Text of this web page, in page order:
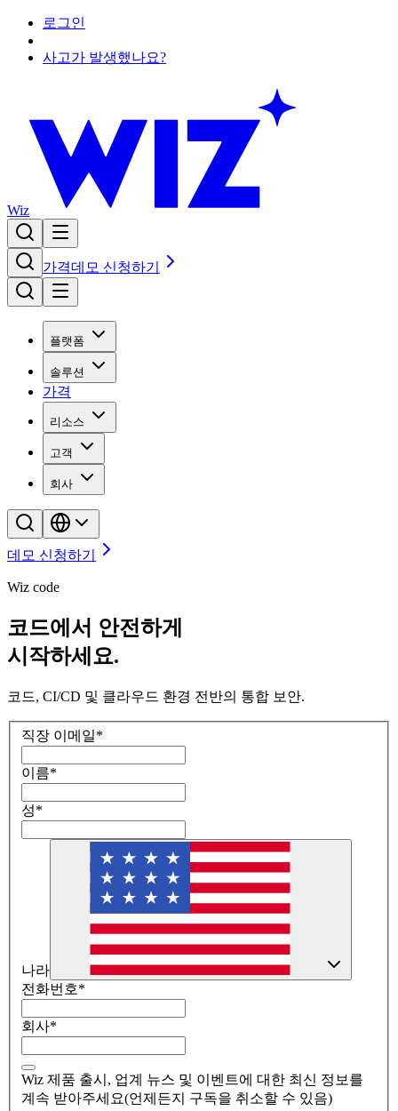
로그인
사고가 발생했나요?
Wiz
가격데모 신청하기
플랫폼
솔루션
가격
리소스
고객
회사
데모 신청하기
Wiz code
코드에서 안전하게
시작하세요.
코드, CI/CD 및 클라우드 환경 전반의 통합 보안.
직장 이메일*
이름*
성*
나라
전화번호*
회사*
Wiz 제품 출시, 업계 뉴스 및 이벤트에 대한 최신 정보를
계속 받아주세요(언제든지 구독을 취소할 수 있음)